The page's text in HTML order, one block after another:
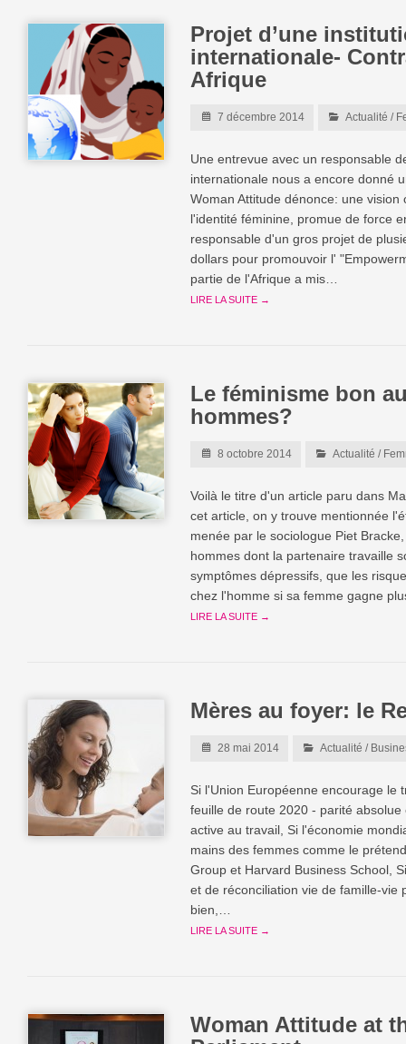
Projet d’une
internationale-
Afrique
7 décembre 2014 Actualité /
Une entrevue avec un responsable
internationale nous a encore donné
Woman Attitude dénonce: une
l'identité féminine, promue de force
responsable d'un gros projet de
dollars pour promouvoir l'
partie de l'Afrique a mis…
LIRE LA SUITE →
Le féminisme bon
hommes?
8 octobre 2014 Actualité /
Voilà le titre d'un article paru dans
cet article, on y trouve mentionnée
menée par le sociologue Piet
hommes dont la partenaire travaille
symptômes dépressifs, que les
chez l'homme si sa femme gagne
LIRE LA SUITE →
Mères au foyer: le
28 mai 2014 Actualité /
Si l'Union Européenne encourage le
feuille de route 2020 - parité
active au travail, Si l'économie
mains des femmes comme le
Group et Harvard Business School,
et de réconciliation vie de famille-vie
bien,…
LIRE LA SUITE →
Woman Attitude at